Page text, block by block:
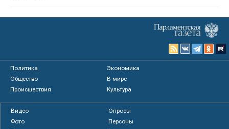
Политика
Экономика
Общество
В мире
Происшествия
Культура
Видео
Опросы
Фото
Персоны